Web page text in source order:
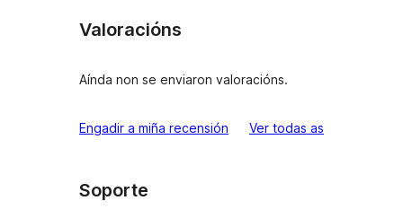
Valoracións
Aínda non se enviaron valoracións.
Engadir a miña recensión Ver todas as
Soporte